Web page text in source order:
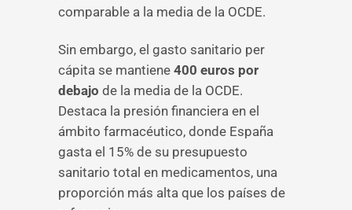
comparable a la media de la OCDE.
Sin embargo, el gasto sanitario per
cápita se mantiene 400 euros por
debajo de la media de la OCDE.
Destaca la presión financiera en el
ámbito farmacéutico, donde España
gasta el 15% de su presupuesto
sanitario total en medicamentos, una
proporción más alta que los países de